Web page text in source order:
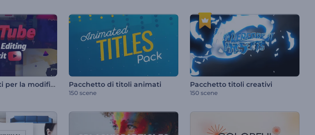
Kit di strumenti per la modifica di video su YouTube Pacchetto di titoli animati
150 scene
Pacchetto titoli creativi
150 scene